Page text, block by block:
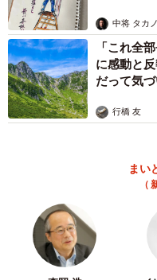
中将 タカ
「これ全
に感動と
だって気づ
行橋 友
まい
（